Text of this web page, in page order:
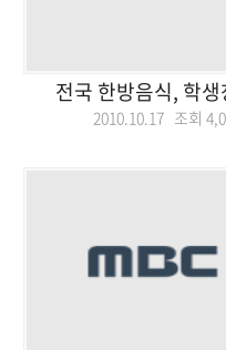
전국 한방음식, 학
2010.10.17 조회